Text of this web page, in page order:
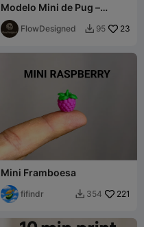
Modelo Mini de Pug –
Impressão Rápida Ultra
Detalhada
FlowDesigned  95 23
Mini Framboesa
fifindr  354 221